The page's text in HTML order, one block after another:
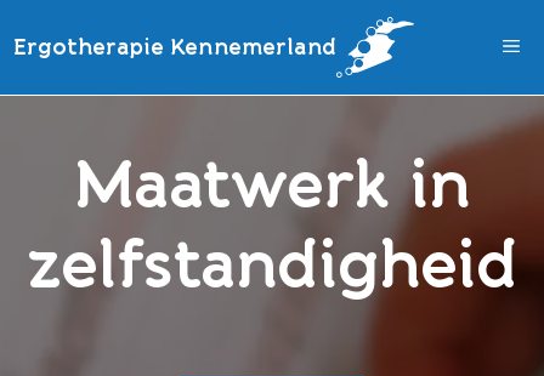
naar
Ergotherapie Kennemerland
Maatwerk in
zelfstandigheid